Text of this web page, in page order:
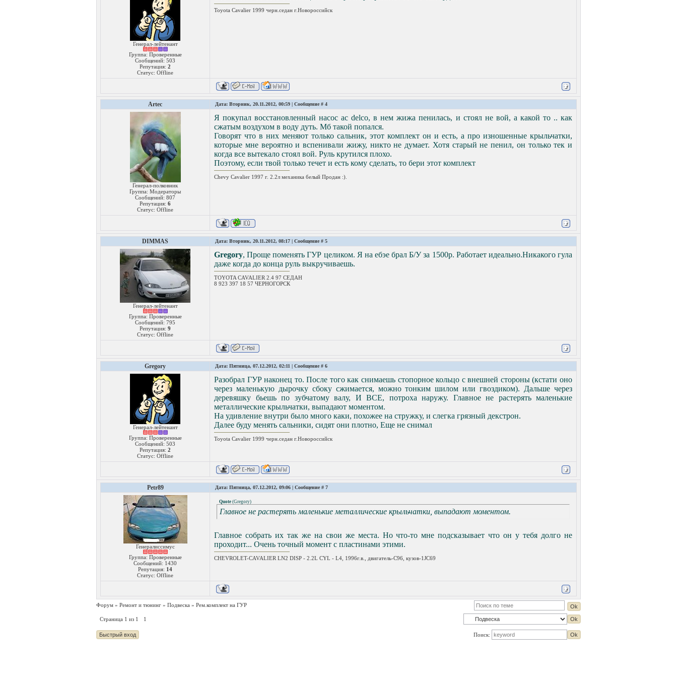
Генерал-лейтенант
Группа: Проверенные
Сообщений: 503
Репутация: 2
Статус: Offline
Toyota Cavalier 1999 черн.седан г.Новороссийск
Artec Дата: Вторник, 20.11.2012, 00:59 | Сообщение # 4
Генерал-полковник
Группа: Модераторы
Сообщений: 807
Репутация: 6
Статус: Offline
Я покупал восстановленный насос ac delco, в нем жижа пенилась, и стоял не вой, а какой то .. как
сжатым воздухом в воду дуть. Мб такой попался.
Говорят что в них меняют только сальник, этот комплект он и есть, а про изношенные крыльчатки,
которые мне вероятно и вспенивали жижу, никто не думает. Хотя старый не пенил, он только тек и
когда все вытекало стоял вой. Руль крутился плохо.
Поэтому, если твой только течет и есть кому сделать, то бери этот комплект
Chevy Cavalier 1997 г. 2.2л механика белый Продан :).
DIMMAS Дата: Вторник, 20.11.2012, 08:17 | Сообщение # 5
Генерал-лейтенант
Группа: Проверенные
Сообщений: 795
Репутация: 9
Статус: Offline
Gregory, Проще поменять ГУР целиком. Я на ебэе брал Б/У за 1500р. Работает идеально.Никакого гула
даже когда до конца руль выкручиваешь.
TOYOTA CAVALIER 2.4 97 СЕДАН
8 923 397 18 57 ЧЕРНОГОРСК
Gregory Дата: Пятница, 07.12.2012, 02:11 | Сообщение # 6
Генерал-лейтенант
Группа: Проверенные
Сообщений: 503
Репутация: 2
Статус: Offline
Разобрал ГУР наконец то. После того как снимаешь стопорное кольцо с внешней стороны (кстати оно
через маленькую дырочку сбоку сжимается, можно тонким шилом или гвоздиком). Дальше через
деревяшку бьешь по зубчатому валу, И ВСЕ, потроха наружу. Главное не растерять маленькие
металлические крыльчатки, выпадают моментом.
На удивление внутри было много каки, похожее на стружку, и слегка грязный декстрон.
Далее буду менять сальники, сидят они плотно, Еще не снимал
Toyota Cavalier 1999 черн.седан г.Новороссийск
Petr89 Дата: Пятница, 07.12.2012, 09:06 | Сообщение # 7
Генералиссимус
Группа: Проверенные
Сообщений: 1430
Репутация: 14
Статус: Offline
Quote (Gregory)
Главное не растерять маленькие металлические крыльчатки, выпадают моментом.
Главное собрать их так же на свои же места. Но что-то мне подсказывает что он у тебя долго не
проходит... Очень точный момент с пластинами этими.
CHEVROLET-CAVALIER LN2 DISP - 2.2L CYL - L4, 1996г.в., двигатель-C96, кузов-1JC69
Форум » Ремонт и тюнинг » Подвеска » Рем.комплект на ГУР
Страница 1 из 1 1
Поиск: